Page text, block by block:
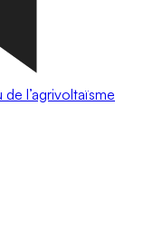
l’agrivoltaïsme